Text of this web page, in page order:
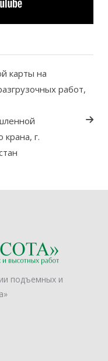
карты на
работ,
г.
подъемных и